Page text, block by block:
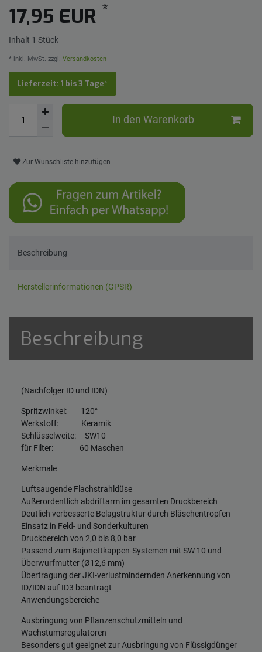
17,95 EUR *
Inhalt 1 Stück
* inkl. MwSt. zzgl. Versandkosten
Lieferzeit: 1 bis 3 Tage*
In den Warenkorb
Zur Wunschliste hinzufügen
Beschreibung
Herstellerinformationen (GPSR)
Beschreibung
(Nachfolger ID und IDN)
Spritzwinkel: 120°
Werkstoff: Keramik
Schlüsselweite: SW10
für Filter: 60 Maschen
Merkmale
Luftsaugende Flachstrahldüse
Außerordentlich abdriftarm im gesamten Druckbereich
Deutlich verbesserte Belagstruktur durch Bläschentropfen
Einsatz in Feld- und Sonderkulturen
Druckbereich von 2,0 bis 8,0 bar
Passend zum Bajonettkappen-Systemen mit SW 10 und
Überwurfmutter (Ø12,6 mm)
Übertragung der JKI-verlustmindernden Anerkennung von
ID/IDN auf ID3 beantragt
Anwendungsbereiche
Ausbringung von Pflanzenschutzmitteln und
Wachstumsregulatoren
Besonders gut geeignet zur Ausbringung von Flüssigdünger